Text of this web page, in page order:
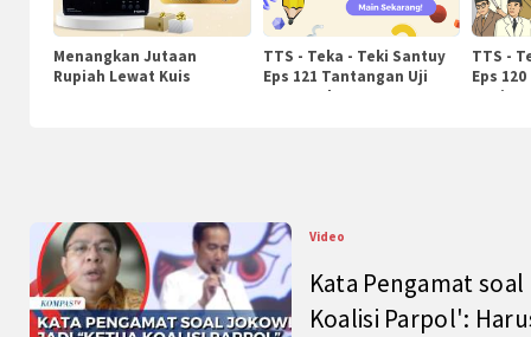
Menangkan Jutaan
Rupiah Lewat Kuis
TTS - Teka - Teki Santuy
Eps 121 Tantangan Uji
Pengetahuan
TTS -
Eps
Video
Kata Pengamat
Koalisi Parpol':